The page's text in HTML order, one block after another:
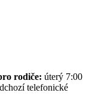
rodiče: úterý 7:00
telefonické